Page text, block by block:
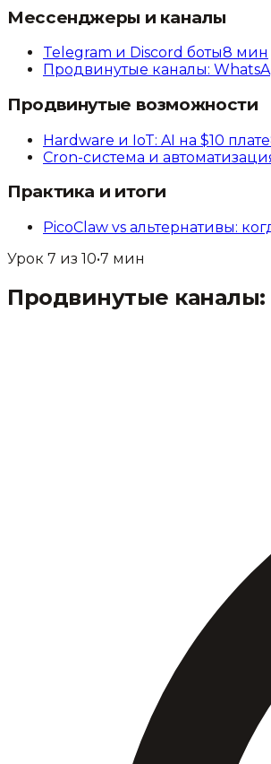
Мессенджеры и каналы
Telegram и Discord боты8 мин
Продвинутые каналы:
Продвинутые возможности
Hardware и IoT: AI на $10 плате
Cron-система и
Практика и итоги
PicoClaw vs альтернативы:
Урок 7 из 10•7 мин
Продвинутые каналы: